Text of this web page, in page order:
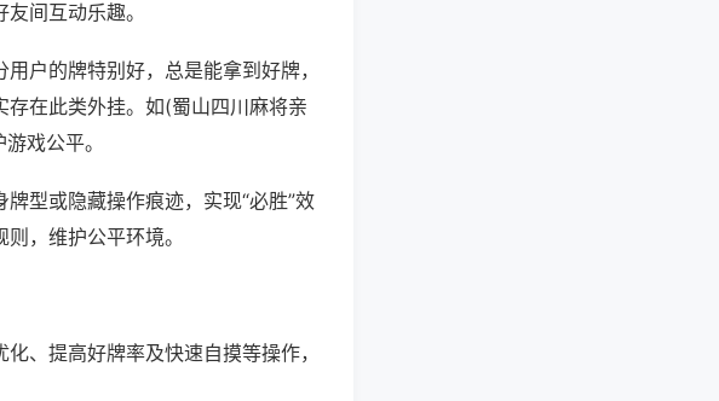
间互动乐趣。
户的牌特别好，总是能拿到好牌，
在此类外挂。如(蜀山四川麻将亲
戏公平。
型或隐藏操作痕迹，实现“必胜”效
，维护公平环境。
、提高好牌率及快速自摸等操作，